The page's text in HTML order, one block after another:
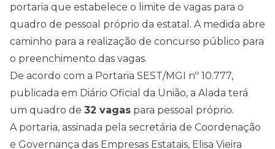
portaria que estabelece o limite de vagas para o
quadro de pessoal próprio da estatal. A medida abre
caminho para a realização de concurso público para
o preenchimento das vagas.
De acordo com a Portaria SEST/MGI nº 10.777,
publicada em Diário Oficial da União, a Alada terá
um quadro de 32 vagas para pessoal próprio.
A portaria, assinada pela secretária de Coordenação
e Governança das Empresas Estatais, Elisa Vieira